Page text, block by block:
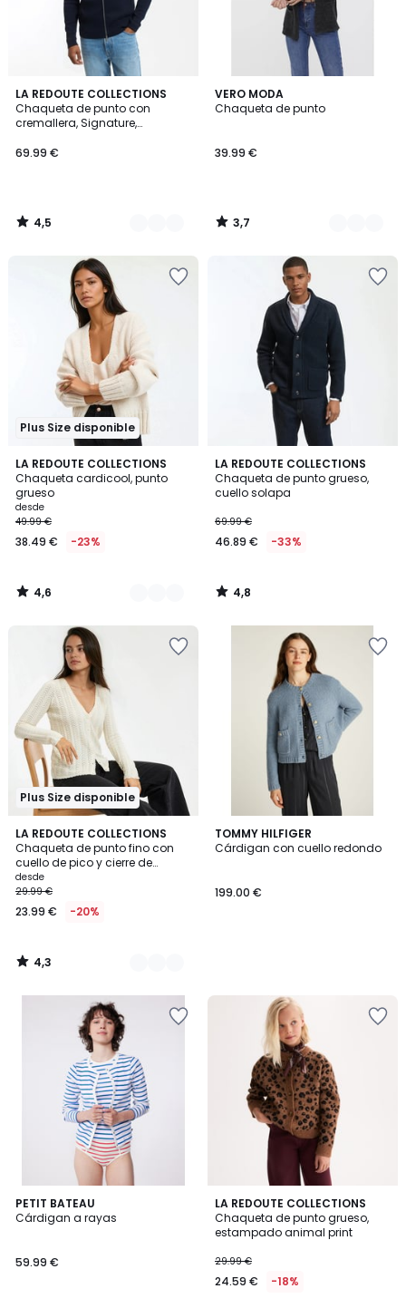
LA REDOUTE COLLECTIONS
Chaqueta de punto con
cremallera, Signature,
69.99 €
4,5
/ 5
2
Colores
4,5
/
VERO MODA
Chaqueta de punto
39.99 €
3,7
/ 5
2
Colores
3,7
/
Plus Size disponible
LA REDOUTE COLLECTIONS
Chaqueta cardicool, punto
grueso
desde
49.99 €
38.49 € -23%
4,6
/ 5
2
Colores
4,6
/
LA REDOUTE COLLECTIONS
Chaqueta de punto grueso,
cuello solapa
69.99 €
46.89 € -33%
4,8
/ 5
4,8
/
Plus Size disponible
LA REDOUTE COLLECTIONS
Chaqueta de punto fino con
cuello de pico y cierre de
botones
desde
29.99 €
23.99 € -20%
4,3
/ 5
2
Colores
4,3
/
TOMMY HILFIGER
Cárdigan con cuello redondo
199.00 €
PETIT BATEAU
Cárdigan a rayas
59.99 €
3
/
LA REDOUTE COLLECTIONS
Chaqueta de punto grueso,
estampado animal print
29.99 €
24.59 € -18%
5
/
5